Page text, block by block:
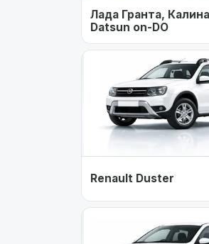
Лада Гранта,
Datsun on-DO
Renault Duster